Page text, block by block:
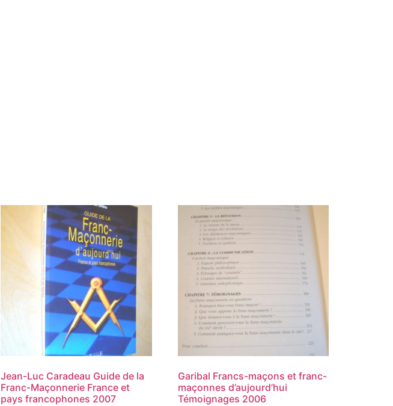
Jean-Luc Caradeau Guide de la
Franc-Maçonnerie France et
pays francophones 2007
Garibal Francs-maçons et franc-
maçonnes d’aujourd’hui
Témoignages 2006